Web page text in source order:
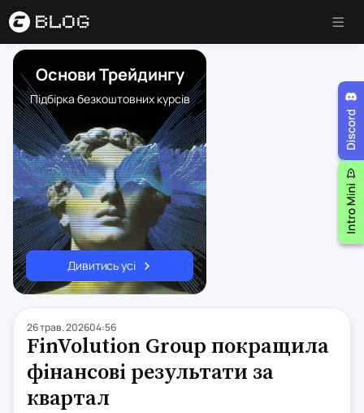
Основи Трейдингу
Підбірка безкоштовних курсів
Дивитись усі
26 трав. 202604:56
FinVolution Group покращила
фінансові результати за
квартал